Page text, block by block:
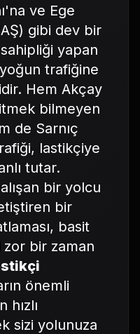
ve Ege
gibi dev bir
yapan
trafiğine
Hem Akçay
bilmeyen
de Sarnıç
lastikçiye
tutar.
bir yolcu
bir
basit
zor bir zaman
önemli
sizi yolunuza